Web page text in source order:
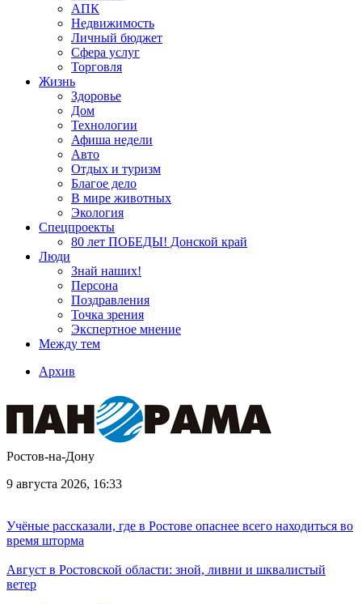
АПК
Недвижимость
Личный бюджет
Сфера услуг
Торговля
Жизнь
Здоровье
Дом
Технологии
Афиша недели
Авто
Отдых и туризм
Благое дело
В мире животных
Экология
Спецпроекты
80 лет ПОБЕДЫ! Донской край
Люди
Знай наших!
Персона
Поздравления
Точка зрения
Экспертное мнение
Между тем
Архив
Ростов-на-Дону
9 августа 2026, 16:33
Учёные рассказали, где в Ростове опаснее всего находиться во
время шторма
Август в Ростовской области: зной, ливни и шквалистый
ветер